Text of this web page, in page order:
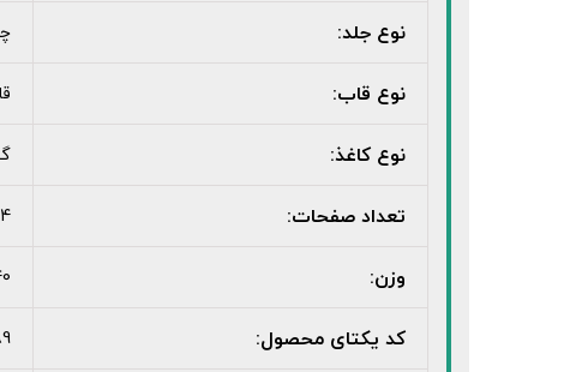
نوع جلد:
نوع قاب:
نوع کاغذ:
تعداد صفحات:
وزن:
کد یکتای محصول: